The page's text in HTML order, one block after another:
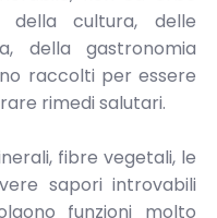
cultura, delle
della gastronomia
raccolti per essere
rimedi salutari.
fibre vegetali, le
sapori introvabili
funzioni molto